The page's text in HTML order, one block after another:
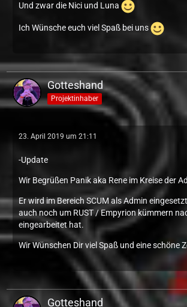
Und zwar die Nici und Luna
Ich Wünsche euch viel Spaß bei uns
Gotteshand
Projektinhaber
23. April 2019 um 21:11
-Update
Wir Begrüßen Panik aka Rene im Kreise der
Er wird im Bereich SCUM als Admin
auch noch um RUST / Empyrion kümmern
eingearbeitet hat.
Wir Wünschen Dir viel Spaß und eine schöne
Gotteshand